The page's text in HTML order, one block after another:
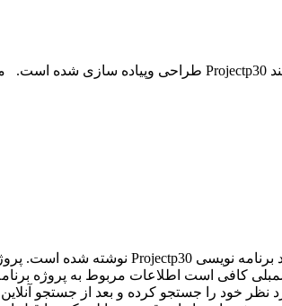
کافی است اطلاعات مربوط به پروژه
خود را جستجو کرده و بعد از جستجو آنلاین